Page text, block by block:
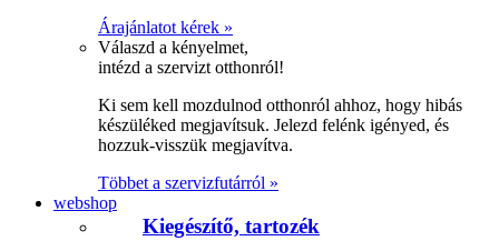
Árajánlatot kérek »
Válaszd a kényelmet,
intézd a szervizt otthonról!
Ki sem kell mozdulnod otthonról ahhoz, hogy hibás
készüléked megjavítsuk. Jelezd felénk igényed, és
hozzuk-visszük megjavítva.
Többet a szervizfutárról »
webshop
Kiegészítő, tartozék